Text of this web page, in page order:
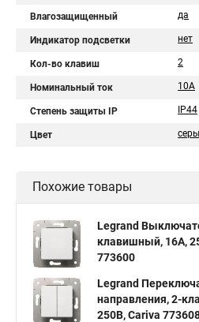
Влагозащищенный да
Индикатор подсветки нет
Кол-во клавиш 2
Номинальный ток 10A
Степень защиты IP IP44
Цвет
Похожие товары
Legrand
клавишный, 16А,
773600
Legrand
направления, 2-
250В, Cariva